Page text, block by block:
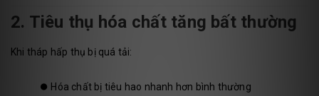
2. Tiêu thụ hóa chất tăng bất thường
Khi tháp hấp thụ bị quá tải:
⏺️ Hóa chất bị tiêu hao nhanh hơn bình thường